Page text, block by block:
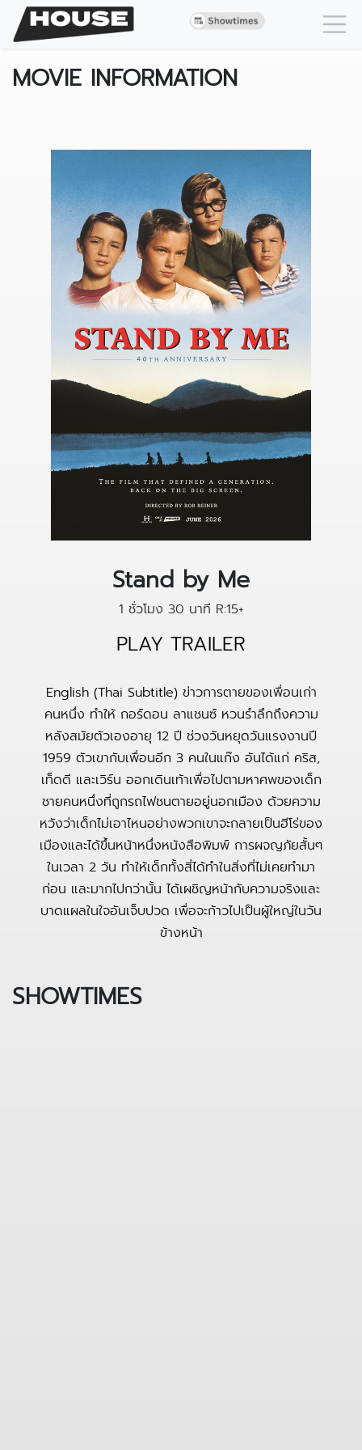
MOVIE INFORMATION
Stand by Me
1 ชั่วโมง 30 นาที R:15+
PLAY TRAILER
English (Thai Subtitle) ข่าวการตายของเพื่อนเก่า
คนหนึ่ง ทำให้ กอร์ดอน ลาแชนซ์ หวนรำลึกถึงความ
หลังสมัยตัวเองอายุ 12 ปี ช่วงวันหยุดวันแรงงานปี
1959 ตัวเขากับเพื่อนอีก 3 คนในแก๊ง อันได้แก่ คริส,
เท็ดดี และเวิร์น ออกเดินเท้าเพื่อไปตามหาศพของเด็ก
ชายคนหนึ่งที่ถูกรถไฟชนตายอยู่นอกเมือง ด้วยความ
หวังว่าเด็กไม่เอาไหนอย่างพวกเขาจะกลายเป็นฮีโร่ของ
เมืองและได้ขึ้นหน้าหนึ่งหนังสือพิมพ์ การผจญภัยสั้นๆ
ในเวลา 2 วัน ทำให้เด็กทั้งสี่ได้ทำในสิ่งที่ไม่เคยทำมา
ก่อน และมากไปกว่านั้น ได้เผชิญหน้ากับความจริงและ
บาดแผลในใจอันเจ็บปวด เพื่อจะก้าวไปเป็นผู้ใหญ่ในวัน
ข้างหน้า
SHOWTIMES